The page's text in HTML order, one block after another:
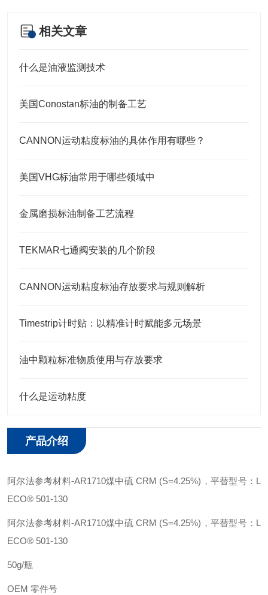
相关文章
什么是油液监测技术
美国Conostan标油的制备工艺
CANNON运动粘度标油的具体作用有哪些？
美国VHG标油常用于哪些领域中
金属磨损标油制备工艺流程
TEKMAR七通阀安装的几个阶段
CANNON运动粘度标油存放要求与规则解析
Timestrip计时贴：以精准计时赋能多元场景
油中颗粒标准物质使用与存放要求
什么是运动粘度
产品介绍
阿尔法参考材料-AR1710煤中硫 CRM (S=4.25%) ，平替型号： L
ECO® 501-130
阿尔法参考材料-AR1710煤中硫 CRM (S=4.25%) ，平替型号： L
ECO® 501-130
50g/瓶
OEM 零件号